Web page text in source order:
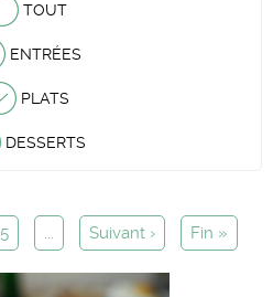
TOUT
ENTRÉES
PLATS
DESSERTS
5 ... Suivant › Fin »